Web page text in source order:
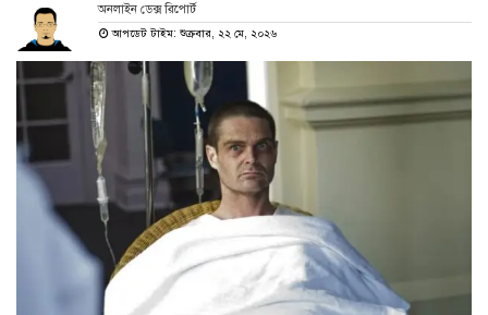
অনলাইন ডেক্স রিপোর্ট
আপডেট টাইম: শুক্রবার, ২২ মে, ২০২৬